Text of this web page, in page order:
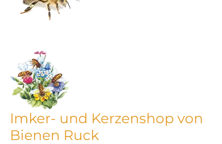
Imker- und Kerzenshop von
Bienen Ruck